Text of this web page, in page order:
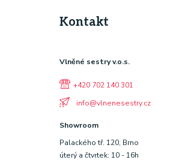
Kontakt
Vlněné sestry v.o.s.
+420 702 140 301
info@vlnenesestry.cz
Showroom
Palackého tř. 120, Brno
úterý a čtvrtek: 10 - 16h